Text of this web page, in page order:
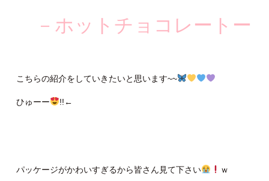
－ホットチョコレートー
こちらの紹介をしていきたいと思います~~
ひゅーー !!←
パッケージがかわいすぎるから皆さん見て下さい ｗ